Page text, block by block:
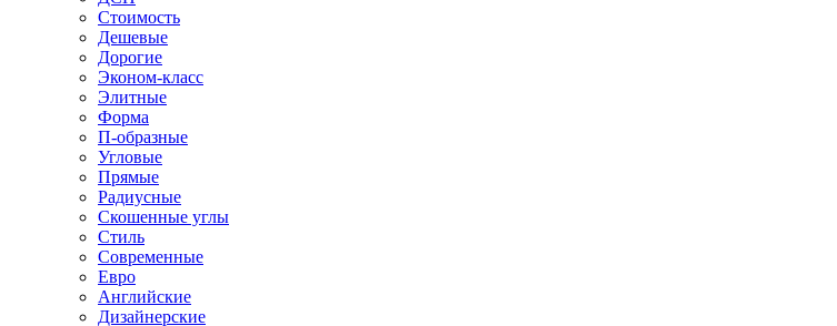
Стоимость
Дешевые
Дорогие
Эконом-класс
Элитные
Форма
П-образные
Угловые
Прямые
Радиусные
Скошенные углы
Стиль
Современные
Евро
Английские
Дизайнерские